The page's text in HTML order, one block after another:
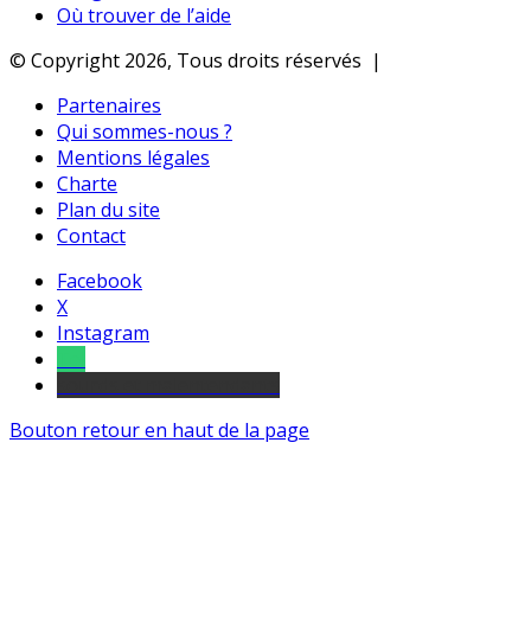
Où trouver de l’aide
© Copyright 2026, Tous droits réservés |
Partenaires
Qui sommes-nous ?
Mentions légales
Charte
Plan du site
Contact
Facebook
X
Instagram
Bouton retour en haut de la page